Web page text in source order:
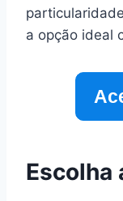
a opção ideal
Escolha